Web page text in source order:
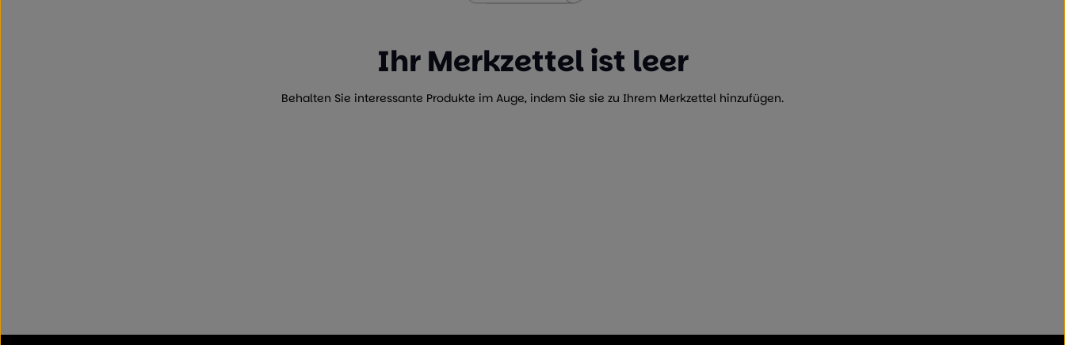
Ihr Merkzettel ist leer
Behalten Sie interessante Produkte im Auge, indem Sie sie zu Ihrem Merkzettel hinzufügen.